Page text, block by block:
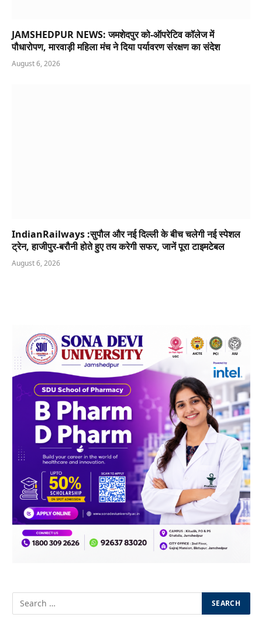
JAMSHEDPUR NEWS: जमशेदपुर को-ऑपरेटिव कॉलेज में
पौधारोपण, मारवाड़ी महिला मंच ने दिया पर्यावरण संरक्षण का संदेश
August 6, 2026
IndianRailways :सुपौल और नई दिल्ली के बीच चलेगी नई स्पेशल
ट्रेन, हाजीपुर-बरौनी होते हुए तय करेगी सफर, जानें पूरा टाइमटेबल
August 6, 2026